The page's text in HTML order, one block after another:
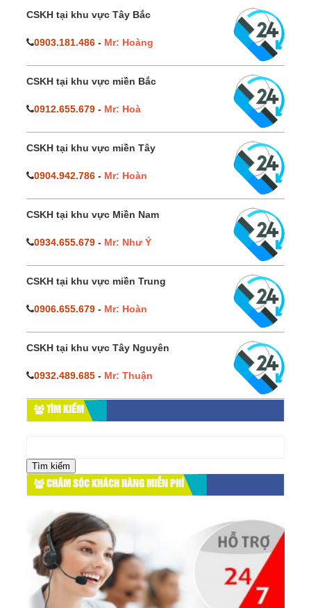
CSKH tại khu vực Tây Bắc
0903.181.486 - Mr: Hoàng
CSKH tại khu vực miền Bắc
0912.655.679 - Mr: Hoà
CSKH tại khu vực miền Tây
0904.942.786 - Mr: Hoàn
CSKH tại khu vực Miền Nam
0934.655.679 - Mr: Như Ý
CSKH tại khu vực miền Trung
0906.655.679 - Mr: Hoàn
CSKH tại khu vực Tây Nguyên
0932.489.685 - Mr: Thuận
TÌM KIẾM
cho:
CHĂM SÓC KHÁCH HÀNG MIỄN PHÍ